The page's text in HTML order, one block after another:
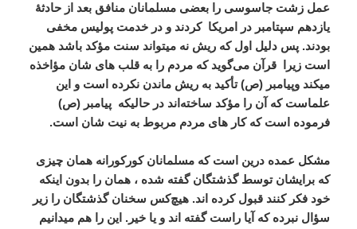
عمل زشت جاسوسی را بعضی مسلمانان منافق بعد از حادثۀ
یازدهم سپتامبر در امریکا کردند و در خدمت پولیس مخفی
بودند. پس دلیل اول که ریش نه میتواند سنت مؤکد باشد همین
است زیرا
قرآن می‌گوید که مردم را به قلب های شان مؤاخذه
میکند وپیامبر (ص) تأکید به ریش ماندن نکرده است و این
علماست که آن را مؤکد ساخته‌اند در حالیکه پیامبر (ص)
فرموده است که کار های مردم مربوط به نیت شان است.
مشکل عمده درین است که مسلمانان کورکورانه همان چیزی
که برایشان توسط گذشتگان گفته شده ، همان را بدون اینکه
خود فکر کنند قبول کرده اند. هیچ‌کس سخنان گذشتگان را زیر
سؤال نبرده که آیا راست گفته اند و یا خیر. این را هم میدانیم